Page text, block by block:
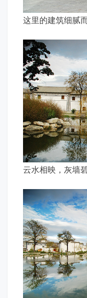
这里的建筑细腻
云水相映，灰墙碧